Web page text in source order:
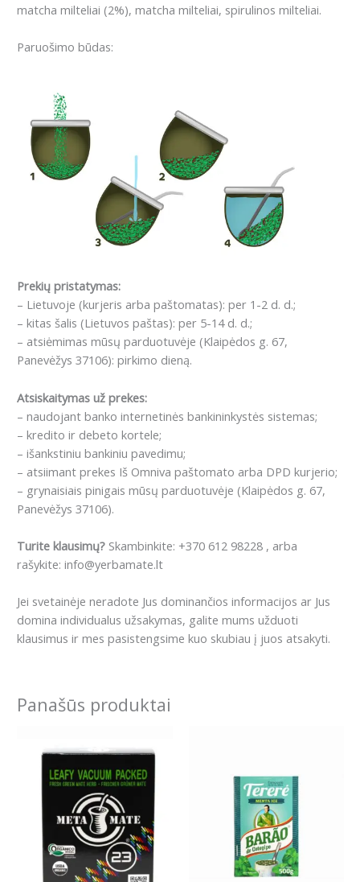
matcha milteliai (2%), matcha milteliai, spirulinos milteliai.
Paruošimo būdas:
Prekių pristatymas:
– Lietuvoje (kurjeris arba paštomatas): per 1-2 d. d.;
– kitas šalis (Lietuvos paštas): per 5-14 d. d.;
– atsiėmimas mūsų parduotuvėje (Klaipėdos g. 67,
Panevėžys 37106): pirkimo dieną.
Atsiskaitymas už prekes:
– naudojant banko internetinės bankininkystės sistemas;
– kredito ir debeto kortele;
– išankstiniu bankiniu pavedimu;
– atsiimant prekes Iš Omniva paštomato arba DPD kurjerio;
– grynaisiais pinigais mūsų parduotuvėje (Klaipėdos g. 67,
Panevėžys 37106).
Turite klausimų? Skambinkite: +370 612 98228 , arba
rašykite: info@yerbamate.lt
Jei svetainėje neradote Jus dominančios informacijos ar Jus
domina individualus užsakymas, galite mums užduoti
klausimus ir mes pasistengsime kuo skubiau į juos atsakyti.
Panašūs produktai